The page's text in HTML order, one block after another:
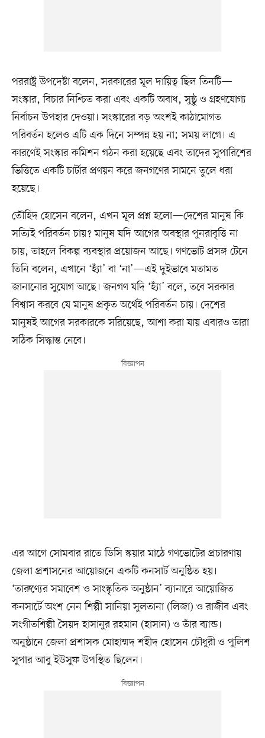
পররাষ্ট্র উপদেষ্টা বলেন, সরকারের মূল দায়িত্ব ছিল তিনটি—
সংস্কার, বিচার নিশ্চিত করা এবং একটি অবাধ, সুষ্ঠু ও গ্রহণযোগ্য
নির্বাচন উপহার দেওয়া। সংস্কারের বড় অংশই কাঠামোগত
পরিবর্তন হলেও এটি এক দিনে সম্পন্ন হয় না; সময় লাগে। এ
কারণেই সংস্কার কমিশন গঠন করা হয়েছে এবং তাদের সুপারিশের
ভিত্তিতে একটি চার্টার প্রণয়ন করে জনগণের সামনে তুলে ধরা
হয়েছে।
তৌহিদ হোসেন বলেন, এখন মূল প্রশ্ন হলো—দেশের মানুষ কি
সত্যিই পরিবর্তন চায়? মানুষ যদি আগের অবস্থার পুনরাবৃত্তি না
চায়, তাহলে বিকল্প ব্যবস্থার প্রয়োজন আছে। গণভোট প্রসঙ্গ টেনে
তিনি বলেন, এখানে ‘হ্যাঁ’ বা ‘না’—এই দুইভাবে মতামত
জানানোর সুযোগ আছে। জনগণ যদি ‘হ্যাঁ’ বলে, তবে সরকার
বিশ্বাস করবে যে মানুষ প্রকৃত অর্থেই পরিবর্তন চায়। দেশের
মানুষই আগের সরকারকে সরিয়েছে, আশা করা যায় এবারও তারা
সঠিক সিদ্ধান্ত নেবে।
এর আগে সোমবার রাতে ডিসি স্কয়ার মাঠে গণভোটের প্রচারণায়
জেলা প্রশাসনের আয়োজনে একটি কনসার্ট অনুষ্ঠিত হয়।
‘তারুণ্যের সমাবেশ ও সাংস্কৃতিক অনুষ্ঠান’ ব্যানারে আয়োজিত
কনসার্টে অংশ নেন শিল্পী সানিয়া সুলতানা (লিজা) ও রাজীব এবং
সংগীতশিল্পী সৈয়দ হাসানুর রহমান (হাসান) ও তাঁর ব্যান্ড।
অনুষ্ঠানে জেলা প্রশাসক মোহাম্মদ শহীদ হোসেন চৌধুরী ও পুলিশ
সুপার আবু ইউসুফ উপস্থিত ছিলেন।